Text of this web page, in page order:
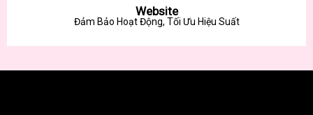
Website
Đảm Bảo Hoạt Động, Tối Ưu Hiệu Suất